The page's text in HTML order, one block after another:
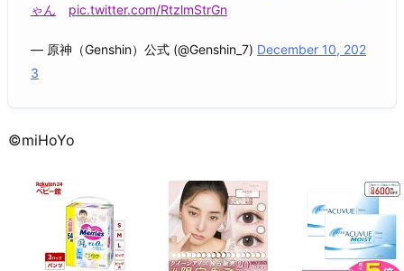
ゃん
pic.twitter.com/RtzlmStrGn
— 原神（Genshin）公式 (@Genshin_7) December 10, 202
3
©miHoYo